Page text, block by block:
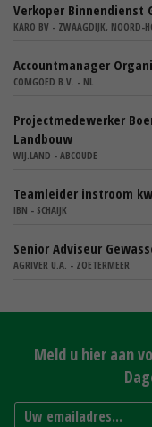
Verkoper Binnendienst
KARO BV - ZWAAGDIJK, NOORD-
Accountmanager
COMGOED B.V. - NL
Projectmedewerker
Landbouw
WIJ.LAND - ABCOUDE
Teamleider instroom
IBN - SCHAIJK
Senior Adviseur
AGRIVER U.A. - ZOETERMEER
Meld u hier aan